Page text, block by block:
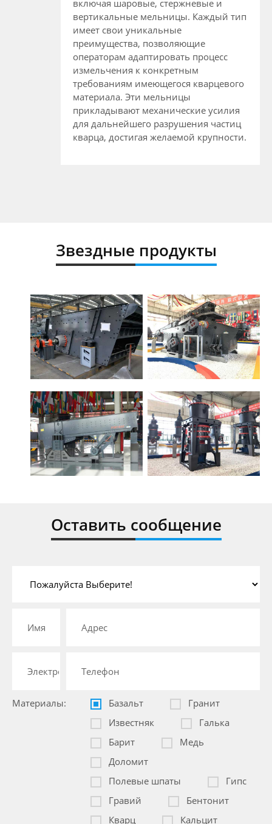
включая шаровые, стержневые и
вертикальные мельницы. Каждый тип
имеет свои уникальные
преимущества, позволяющие
операторам адаптировать процесс
измельчения к конкретным
требованиям имеющегося кварцевого
материала. Эти мельницы
прикладывают механические усилия
для дальнейшего разрушения частиц
кварца, достигая желаемой крупности.
Звездные продукты
Оставить сообщение
Материалы: Базальт
Гранит
Известняк
Галька
Барит
Медь
Доломит
Полевые шпаты
Гипс
Гравий
Бентонит
Кварц
Кальцит